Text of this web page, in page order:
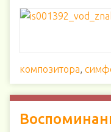
композитора,